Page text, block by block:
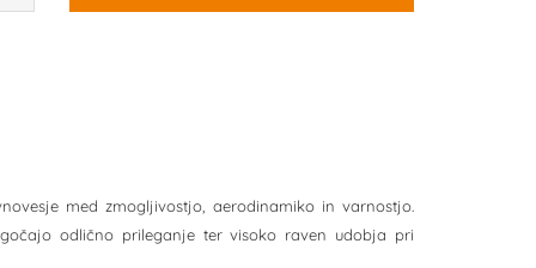
med zmogljivostjo, aerodinamiko in varnostjo.
odlično prileganje ter visoko raven udobja pri